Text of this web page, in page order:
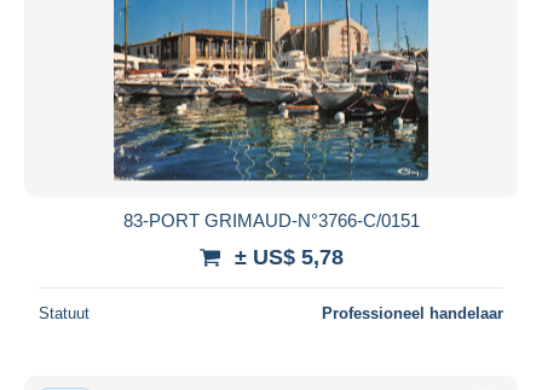
83-PORT GRIMAUD-N°3766-C/0151
± US$ 5,78
Statuut Professioneel handelaar